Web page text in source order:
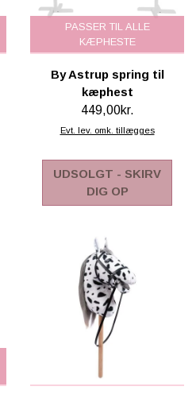
PASSER TIL ALLE
KÆPHESTE
By Astrup spring til
kæphest
449,00kr.
Evt. lev. omk. tillægges
UDSOLGT - SKIRV
DIG OP